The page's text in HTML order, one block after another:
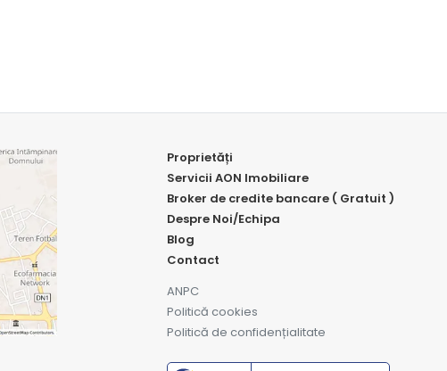
Proprietăți
Servicii AON Imobiliare
Broker de credite bancare ( Gratuit )
Despre Noi/Echipa
Blog
Contact
ANPC
Politică cookies
Politică de confidențialitate